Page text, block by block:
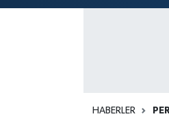
HABERLER